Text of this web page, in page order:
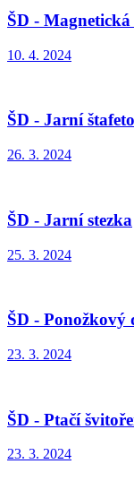
ŠD - Magnetická
10. 4. 2024
ŠD - Jarní
26. 3. 2024
ŠD - Jarní stezka
25. 3. 2024
ŠD - Ponožkový
23. 3. 2024
ŠD - Ptačí
23. 3. 2024